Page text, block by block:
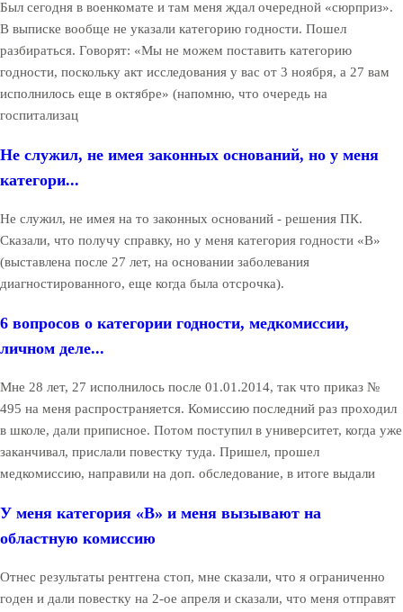
Был сегодня в военкомате и там меня ждал очередной «сюрприз».
В выписке вообще не указали категорию годности. Пошел
разбираться. Говорят: «Мы не можем поставить категорию
годности, поскольку акт исследования у вас от 3 ноября, а 27 вам
исполнилось еще в октябре» (напомню, что очередь на
госпитализац
Не служил, не имея законных оснований, но у меня
категори...
Не служил, не имея на то законных оснований - решения ПК.
Сказали, что получу справку, но у меня категория годности «В»
(выставлена после 27 лет, на основании заболевания
диагностированного, еще когда была отсрочка).
6 вопросов о категории годности, медкомиссии,
личном деле...
Мне 28 лет, 27 исполнилось после 01.01.2014, так что приказ №
495 на меня распространяется. Комиссию последний раз проходил
в школе, дали приписное. Потом поступил в университет, когда уже
заканчивал, прислали повестку туда. Пришел, прошел
медкомиссию, направили на доп. обследование, в итоге выдали
У меня категория «В» и меня вызывают на
областную комиссию
Отнес результаты рентгена стоп, мне сказали, что я ограниченно
годен и дали повестку на 2-ое апреля и сказали, что меня отправят